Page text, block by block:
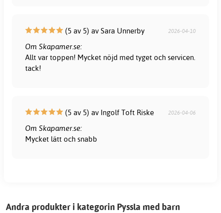
(5 av 5) av Sara Unnerby 2026-04-10
Om Skapamer.se:
Allt var toppen! Mycket nöjd med tyget och servicen.
tack!
(5 av 5) av Ingolf Toft Riske 2026-04-06
Om Skapamer.se:
Mycket lätt och snabb
Andra produkter i kategorin Pyssla med barn